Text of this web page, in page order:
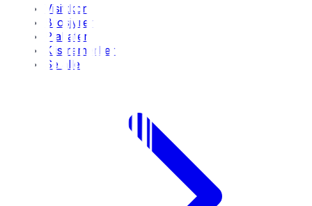
Visittkort
Brosjyrer
Plakater
Klistremerker
Se alle